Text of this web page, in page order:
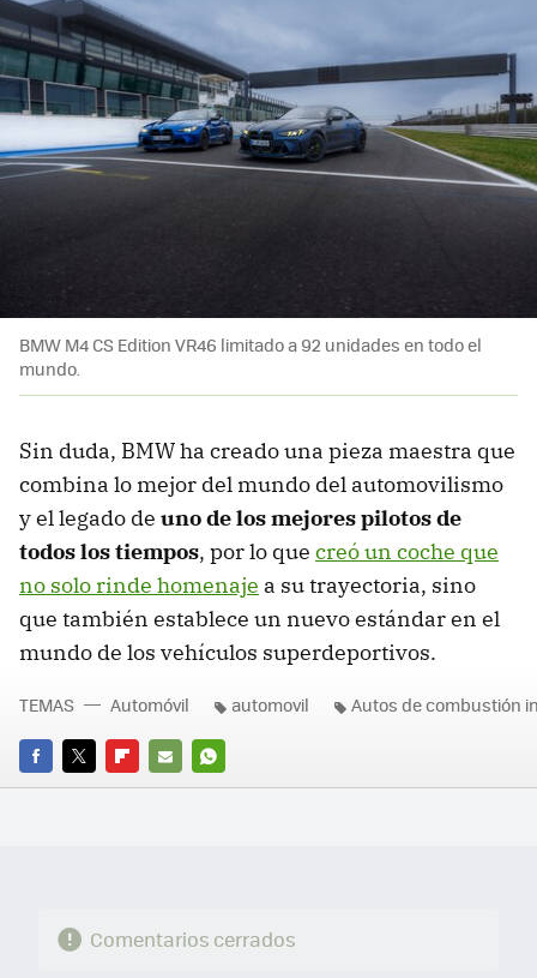
BMW M4 CS Edition VR46 limitado a 92 unidades en todo el
mundo.
Sin duda, BMW ha creado una pieza maestra que
combina lo mejor del mundo del automovilismo
y el legado de uno de los mejores pilotos de
todos los tiempos, por lo que creó un coche que
no solo rinde homenaje a su trayectoria, sino
que también establece un nuevo estándar en el
mundo de los vehículos superdeportivos.
FACEBOOK
TWITTERFLIPBOARD
E-
WHATSAPP
TEMAS Automóvil automovil Autos de combustión
Comentarios cerrados